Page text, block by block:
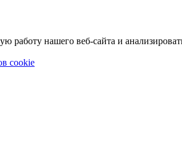
нашего веб-сайта и
cookie